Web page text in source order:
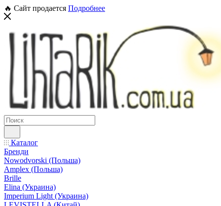
🔥 Сайт продается Подробнее
Каталог
Бренди
Nowodvorski (Польша)
Amplex (Польша)
Brille
Elina (Украина)
Imperium Light (Украина)